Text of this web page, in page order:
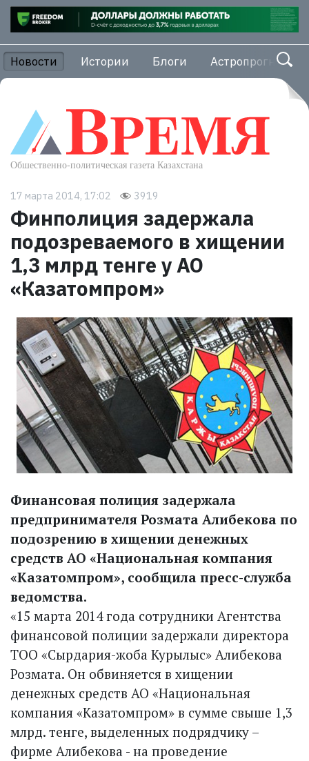
Новости Истории Блоги Астропрогноз
17 марта 2014, 17:02 3919
Финполиция задержала
подозреваемого в хищении
1,3 млрд тенге у АО
«Казатомпром»
Финансовая полиция задержала
предпринимателя Розмата Алибекова по
подозрению в хищении денежных
средств АО «Национальная компания
«Казатомпром», сообщила пресс-служба
ведомства.
«15 марта 2014 года сотрудники Агентства
финансовой полиции задержали директора
ТОО «Сырдария-жоба Курылыс» Алибекова
Розмата. Он обвиняется в хищении
денежных средств АО «Национальная
компания «Казатомпром» в сумме свыше 1,3
млрд. тенге, выделенных подрядчику –
фирме Алибекова - на проведение